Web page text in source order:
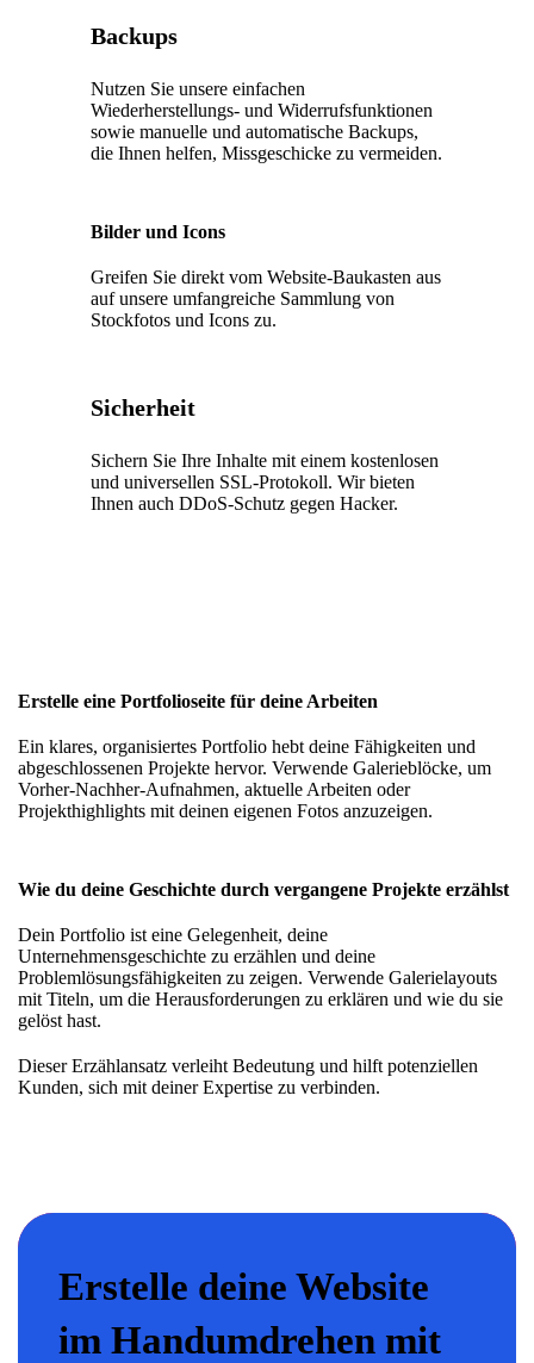
Backups
Nutzen Sie unsere einfachen
Wiederherstellungs- und Widerrufsfunktionen
sowie manuelle und automatische Backups,
die Ihnen helfen, Missgeschicke zu vermeiden.
Bilder und Icons
Greifen Sie direkt vom Website-Baukasten aus
auf unsere umfangreiche Sammlung von
Stockfotos und Icons zu.
Sicherheit
Sichern Sie Ihre Inhalte mit einem kostenlosen
und universellen SSL-Protokoll. Wir bieten
Ihnen auch DDoS-Schutz gegen Hacker.
Erstelle eine Portfolioseite für deine Arbeiten
Ein klares, organisiertes Portfolio hebt deine Fähigkeiten und
abgeschlossenen Projekte hervor. Verwende Galerieblöcke, um
Vorher-Nachher-Aufnahmen, aktuelle Arbeiten oder
Projekthighlights mit deinen eigenen Fotos anzuzeigen.
Wie du deine Geschichte durch vergangene Projekte erzählst
Dein Portfolio ist eine Gelegenheit, deine
Unternehmensgeschichte zu erzählen und deine
Problemlösungsfähigkeiten zu zeigen. Verwende Galerielayouts
mit Titeln, um die Herausforderungen zu erklären und wie du sie
gelöst hast.
DieserErzählansatz verleiht Bedeutung und hilft potenziellen
Kunden, sich mit deiner Expertise zu verbinden.
Erstelle deine Website
im Handumdrehen mit